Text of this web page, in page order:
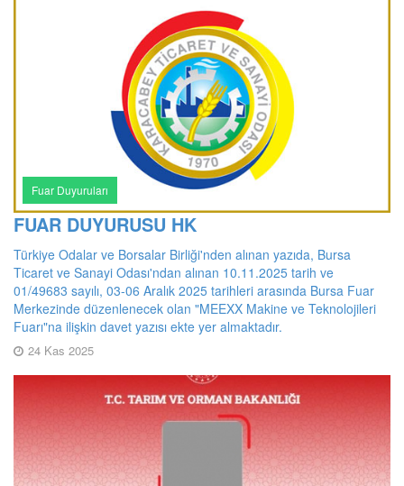
Fuar Duyuruları
FUAR DUYURUSU HK
Türkiye Odalar ve Borsalar Birliği'nden alınan yazıda, Bursa
Ticaret ve Sanayi Odası'ndan alınan 10.11.2025 tarih ve
01/49683 sayılı, 03-06 Aralık 2025 tarihleri arasında Bursa Fuar
Merkezinde düzenlenecek olan "MEEXX Makine ve Teknolojileri
Fuarı"na ilişkin davet yazısı ekte yer almaktadır.
24 Kas 2025